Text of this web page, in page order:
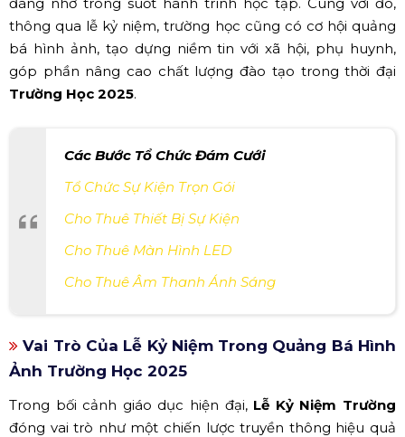
thông qua lễ kỷ niệm, trường học cũng có cơ hội quảng
bá hình ảnh, tạo dựng niềm tin với xã hội, phụ huynh,
góp phần nâng cao chất lượng đào tạo trong thời đại
Trường Học 2025.
Các Bước Tổ Chức Đám Cưới
Tổ Chức Sự Kiện Trọn Gói
Cho Thuê Thiết Bị Sự Kiện
Cho Thuê Màn Hình LED
Cho Thuê Âm Thanh Ánh Sáng
Vai Trò Của Lễ Kỷ Niệm Trong Quảng Bá Hình
Ảnh Trường Học 2025
Trong bối cảnh giáo dục hiện đại, Lễ Kỷ Niệm Trường
đóng vai trò như một chiến lược truyền thông hiệu quả